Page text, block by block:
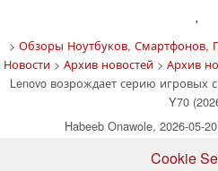
'
> Обзоры Ноутбуков, Смартфонов,
Новости> Архив новостей> Архив
Lenovo возрождает серию игровых
Y70
Habeeb Onawole, 2026-05-
Cookie